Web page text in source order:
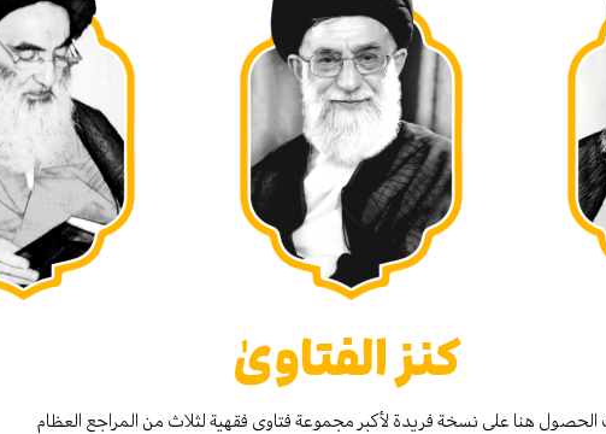
كنز الفتاوىٰ
الحصول هنا على نسخة فريدة لأكبر مجموعة فتاوى فقهية لثلاث من المراجع العظام